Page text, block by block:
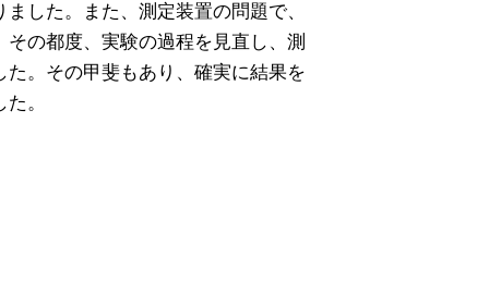
した。また、測定装置の問題で、
の都度、実験の過程を見直し、測
。その甲斐もあり、確実に結果を
。